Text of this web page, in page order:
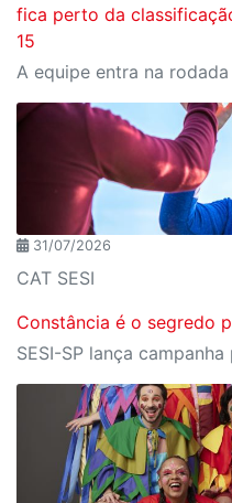
fica perto da
15
31/07/2026
CAT SESI
Constância é o segredo